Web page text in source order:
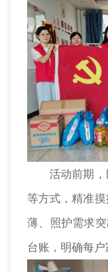
活动前期，
等方式，精准
薄、照护需求
台账，明确每户